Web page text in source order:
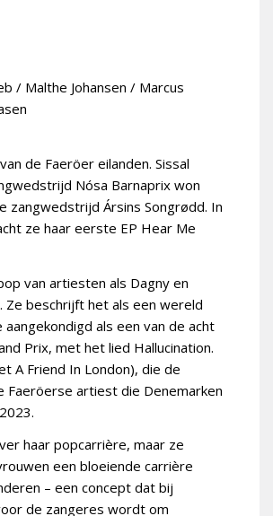
/ Malthe Johansen / Marcus
de Faeröer eilanden. Sissal
Nósa Barnaprix won
zangwedstrijd Ársins Songrødd. In
ze haar eerste EP Hear Me
van artiesten als Dagny en
Ze beschrijft het als een wereld
als een van de acht
Prix, met het lied Hallucination.
A Friend In London), die de
artiest die Denemarken
haar popcarrière, maar ze
een bloeiende carrière
– een concept dat bij
de zangeres wordt om